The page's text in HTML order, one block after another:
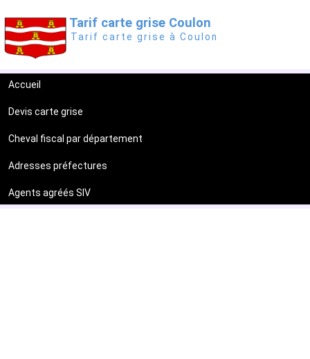
Tarif carte grise Coulon
Tarif carte grise à Coulon
Accueil
Devis carte grise
Cheval fiscal par département
Adresses préfectures
Agents agréés SIV